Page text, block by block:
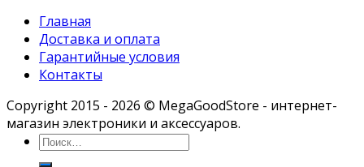
Главная
Доставка и оплата
Гарантийные условия
Контакты
Copyright 2015 - 2026 © MegaGoodStore - интернет-
магазин электроники и аксессуаров.